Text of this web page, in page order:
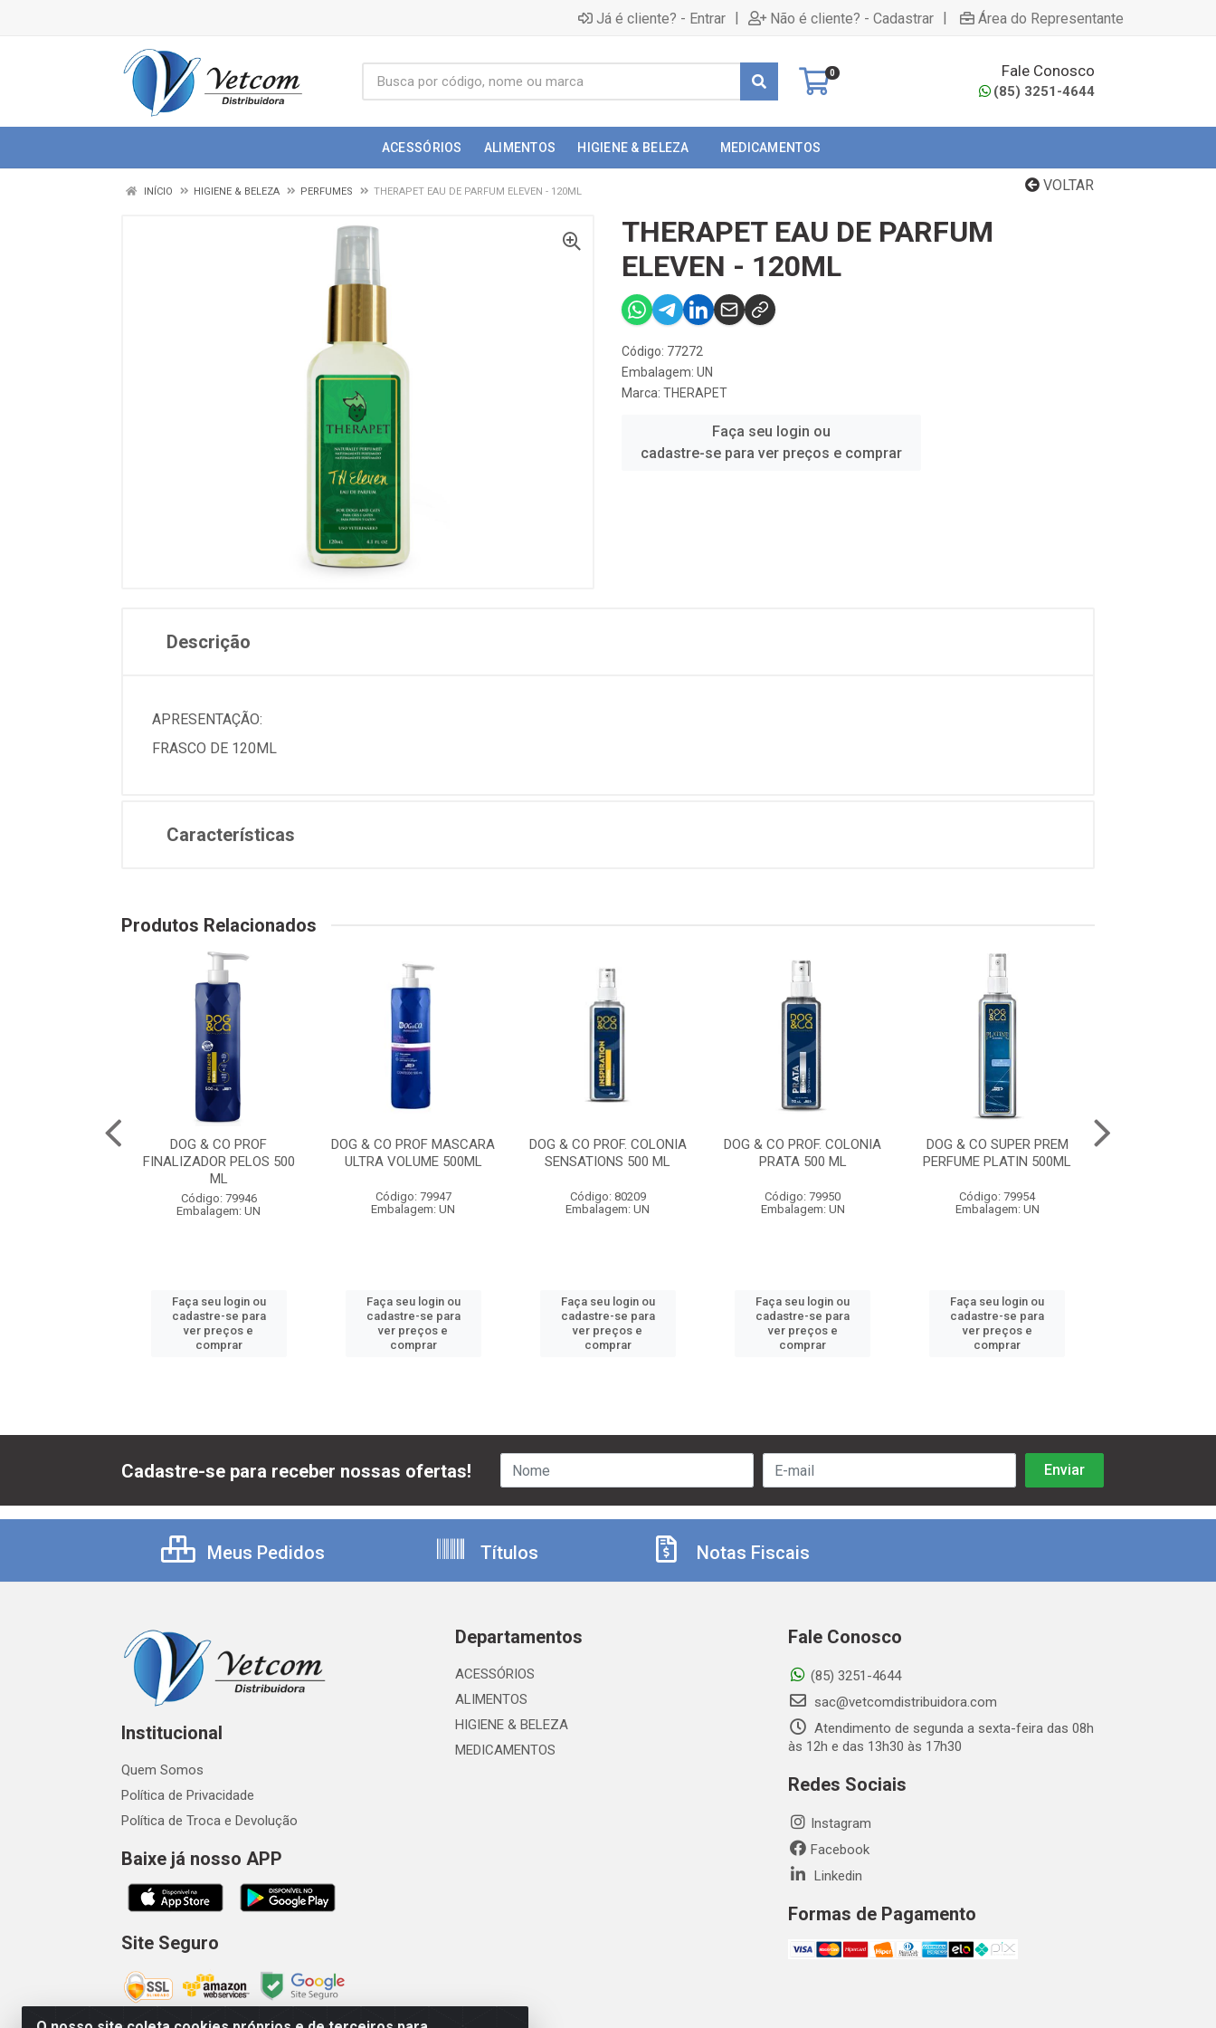
Já é cliente? - Entrar | Não é cliente? - Cadastrar | Área do Representante
0 Fale Conosco
(85) 3251-4644
ACESSÓRIOS ALIMENTOS HIGIENE & BELEZA MEDICAMENTOS
VOLTAR
INÍCIO HIGIENE & BELEZA PERFUMES THERAPET EAU DE PARFUM ELEVEN - 120ML
THERAPET EAU DE PARFUM
ELEVEN - 120ML
Código: 77272
Embalagem: UN
Marca: THERAPET
Faça seu login ou
cadastre-se para ver preços e comprar
Descrição
APRESENTAÇÃO:
FRASCO DE 120ML
Características
Produtos Relacionados
DOG & CO PROF
FINALIZADOR PELOS 500
ML
Código: 79946
Embalagem: UN
Faça seu login ou
cadastre-se para
ver preços e
comprar
DOG & CO PROF MASCARA
ULTRA VOLUME 500ML
Código: 79947
Embalagem: UN
Faça seu login ou
cadastre-se para
ver preços e
comprar
DOG & CO PROF. COLONIA
SENSATIONS 500 ML
Código: 80209
Embalagem: UN
Faça seu login ou
cadastre-se para
ver preços e
comprar
DOG & CO PROF. COLONIA
PRATA 500 ML
Código: 79950
Embalagem: UN
Faça seu login ou
cadastre-se para
ver preços e
comprar
DOG & CO SUPER PREM
PERFUME PLATIN 500ML
Código: 79954
Embalagem: UN
Faça seu login ou
cadastre-se para
ver preços e
comprar
Cadastre-se para receber nossas ofertas!
Meus Pedidos Títulos Notas Fiscais
Institucional
Quem Somos
Política de Privacidade
Política de Troca e Devolução
Baixe já nosso APP
Site Seguro
Departamentos
ACESSÓRIOS
ALIMENTOS
HIGIENE & BELEZA
MEDICAMENTOS
Fale Conosco
(85) 3251-4644
sac@vetcomdistribuidora.com
Atendimento de segunda a sexta-feira das 08h
às 12h e das 13h30 às 17h30
Redes Sociais
Instagram
Facebook
Linkedin
Formas de Pagamento